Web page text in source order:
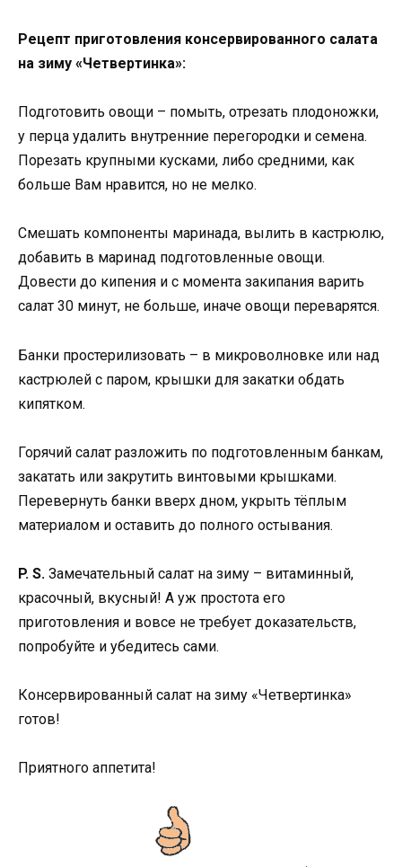
Рецепт приготовления консервированного салата
на зиму «Четвертинка»:
Подготовить овощи – помыть, отрезать плодоножки,
у перца удалить внутренние перегородки и семена.
Порезать крупными кусками, либо средними, как
больше Вам нравится, но не мелко.
Смешать компоненты маринада, вылить в кастрюлю,
добавить в маринад подготовленные овощи.
Довести до кипения и с момента закипания варить
салат 30 минут, не больше, иначе овощи переварятся.
Банки простерилизовать – в микроволновке или над
кастрюлей с паром, крышки для закатки обдать
кипятком.
Горячий салат разложить по подготовленным банкам,
закатать или закрутить винтовыми крышками.
Перевернуть банки вверх дном, укрыть тёплым
материалом и оставить до полного остывания.
P. S. Замечательный салат на зиму – витаминный,
красочный, вкусный! А уж простота его
приготовления и вовсе не требует доказательств,
попробуйте и убедитесь сами.
Консервированный салат на зиму «Четвертинка»
готов!
Приятного аппетита!